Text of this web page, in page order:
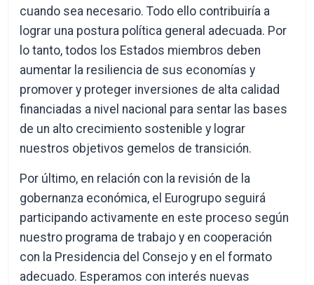
cuando sea necesario. Todo ello contribuiría a
lograr una postura política general adecuada. Por
lo tanto, todos los Estados miembros deben
aumentar la resiliencia de sus economías y
promover y proteger inversiones de alta calidad
financiadas a nivel nacional para sentar las bases
de un alto crecimiento sostenible y lograr
nuestros objetivos gemelos de transición.
Por último, en relación con la revisión de la
gobernanza económica, el Eurogrupo seguirá
participando activamente en este proceso según
nuestro programa de trabajo y en cooperación
con la Presidencia del Consejo y en el formato
adecuado. Esperamos con interés nuevas